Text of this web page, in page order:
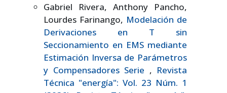
Gabriel Rivera, Anthony Pancho,
Lourdes Farinango, Modelación de
Derivaciones en T sin
Seccionamiento en EMS mediante
Estimación Inversa de Parámetros
y Compensadores Serie , Revista
Técnica "energía": Vol. 23 Núm. 1